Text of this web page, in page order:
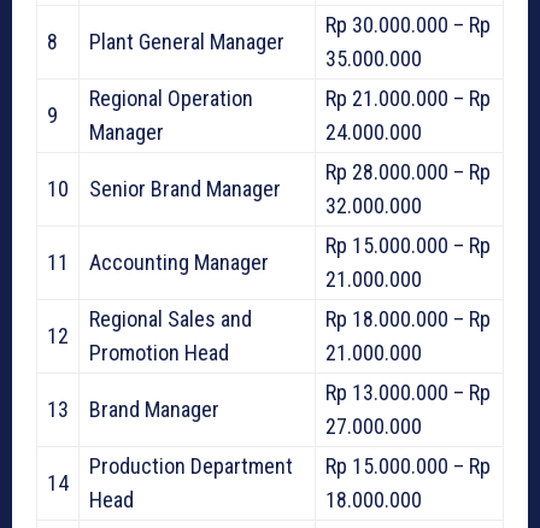
8 Plant General Manager
Rp 30.000.000 – Rp
35.000.000
9
Regional Operation
Manager
Rp 21.000.000 – Rp
24.000.000
10 Senior Brand Manager
Rp 28.000.000 – Rp
32.000.000
11 Accounting Manager
Rp 15.000.000 – Rp
21.000.000
12
Regional Sales and
Promotion Head
Rp 18.000.000 – Rp
21.000.000
13 Brand Manager
Rp 13.000.000 – Rp
27.000.000
14
Production Department
Head
Rp 15.000.000 – Rp
18.000.000